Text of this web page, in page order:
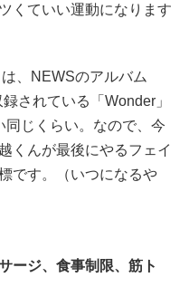
くていい運動になります
、NEWSのアルバム
されている「Wonder」
じくらい。なので、今
くんが最後にやるフェイ
です。（いつになるや
ージ、食事制限、筋ト